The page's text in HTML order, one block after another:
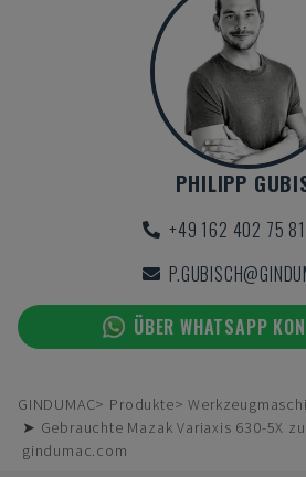
PHILIPP
+49 162 402 75 81
ÜBER WHATSAPP
GINDUMAC Produkte
➤ Gebrauchte Mazak Variaxis 630-5X
gindumac.com